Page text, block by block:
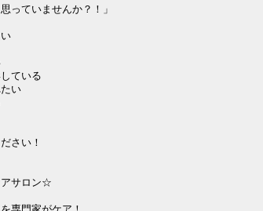
っていませんか？！」
ている
い
さい！
サロン☆